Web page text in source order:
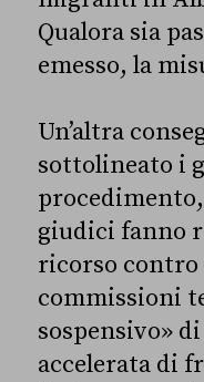
Qualora sia
emesso, la
Un’altra
sottolineato i
giudici fanno
ricorso contro
commissioni
sospensivo»
accelerata di